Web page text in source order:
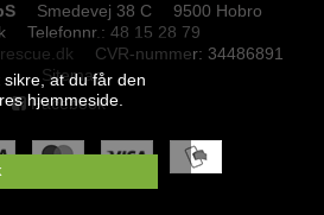
at du får den
hjemmeside.
Smedevej 38 C
9500 Hobro
Telefonnr. : 48 15 28 79
CVR-nummer: 34486891
Sitemap
Facebook